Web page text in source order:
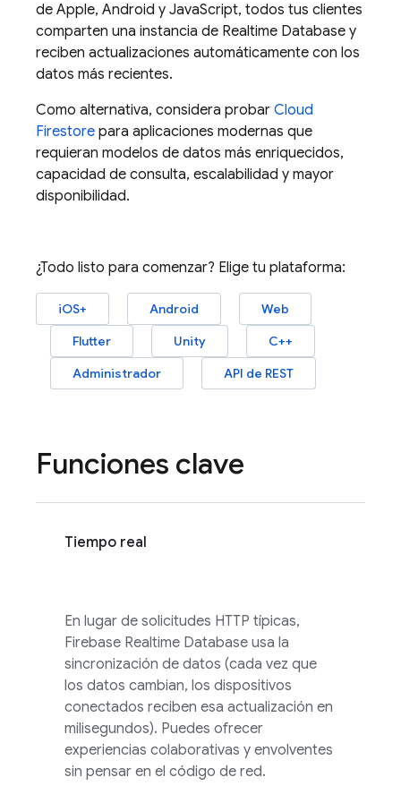
de Apple, Android y JavaScript, todos tus clientes
comparten una instancia de Realtime Database y
reciben actualizaciones automáticamente con los
datos más recientes.
Como alternativa, considera probar Cloud
Firestore para aplicaciones modernas que
requieran modelos de datos más enriquecidos,
capacidad de consulta, escalabilidad y mayor
disponibilidad.
¿Todo listo para comenzar? Elige tu plataforma:
iOS+ Android
Web
Flutter
Unity
C++
Administrador
API de REST
Funciones clave
Tiempo real
En lugar de solicitudes HTTP típicas,
Firebase Realtime Database usa la
sincronización de datos (cada vez que
los datos cambian, los dispositivos
conectados reciben esa actualización en
milisegundos). Puedes ofrecer
experiencias colaborativas y envolventes
sin pensar en el código de red.